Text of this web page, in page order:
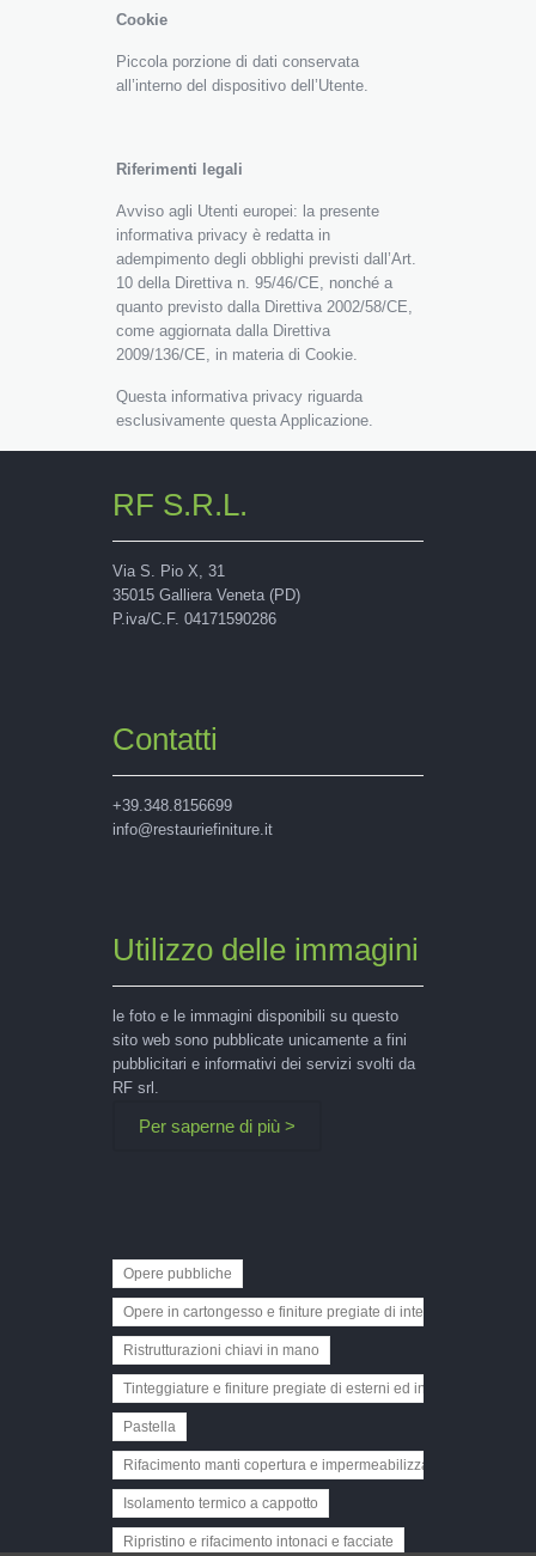
Cookie
Piccola porzione di dati conservata
all’interno del dispositivo dell’Utente.
Riferimenti legali
Avviso agli Utenti europei: la presente
informativa privacy è redatta in
adempimento degli obblighi previsti dall’Art.
10 della Direttiva n. 95/46/CE, nonché a
quanto previsto dalla Direttiva 2002/58/CE,
come aggiornata dalla Direttiva
2009/136/CE, in materia di Cookie.
Questa informativa privacy riguarda
esclusivamente questa Applicazione.
RF S.R.L.
Via S. Pio X, 31
35015 Galliera Veneta (PD)
P.iva/C.F. 04171590286
Contatti
+39.348.8156699
info@restauriefiniture.it
Utilizzo delle immagini
le foto e le immagini disponibili su questo
sito web sono pubblicate unicamente a fini
pubblicitari e informativi dei servizi svolti da
RF srl.
Per saperne di più >
Opere pubbliche
Opere in cartongesso e finiture pregiate di interni
Ristrutturazioni chiavi in mano
Tinteggiature e finiture pregiate di esterni ed interni
Pastella
Rifacimento manti copertura e impermeabilizzazioni
Isolamento termico a cappotto
Ripristino e rifacimento intonaci e facciate